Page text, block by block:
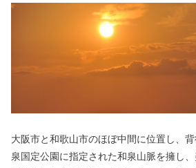
大阪市と和歌山市のほぼ中間に位置し、
泉国定公園に指定された和泉山脈を擁し